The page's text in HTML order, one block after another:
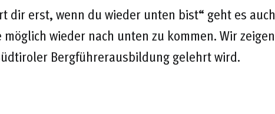
dir erst, wenn du wieder unten bist“ geht es auch
wieder nach unten zu kommen. Wir zeigen
Bergführerausbildung gelehrt wird.